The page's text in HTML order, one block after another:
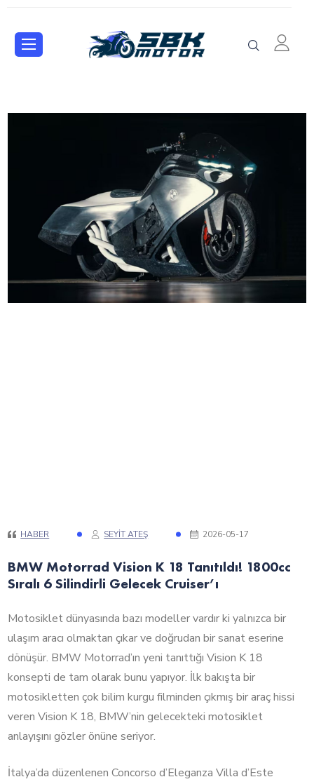
HABER SEYIT ATEŞ 2026-05-17
BMW Motorrad Vision K 18 Tanıtıldı! 1800cc
Sıralı 6 Silindirli Gelecek Cruiser’ı
Motosiklet dünyasında bazı modeller vardır ki yalnızca bir
ulaşım aracı olmaktan çıkar ve doğrudan bir sanat eserine
dönüşür. BMW Motorrad’ın yeni tanıttığı Vision K 18
konsepti de tam olarak bunu yapıyor. İlk bakışta bir
motosikletten çok bilim kurgu filminden çıkmış bir araç hissi
veren Vision K 18, BMW’nin gelecekteki motosiklet
anlayışını gözler önüne seriyor.
İtalya’da düzenlenen Concorso d’Eleganza Villa d’Este